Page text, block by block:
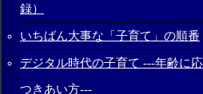
録）
いちばん大事な「子育て」の順番
デジタル時代の子育て ---年齢に
つきあい方---